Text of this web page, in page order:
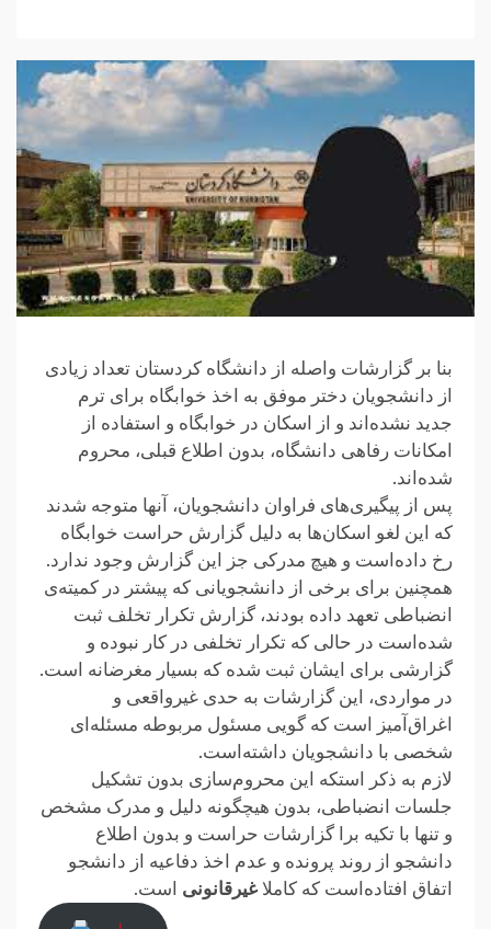
بنا بر گزارشات واصله از دانشگاه کردستان تعداد زیادی
از دانشجویان دختر موفق به اخذ خوابگاه برای ترم
جدید نشده‌اند و از اسکان در خوابگاه و استفاده از
امکانات رفاهی دانشگاه، بدون اطلاع قبلی، محروم
شده‌اند.
پس از پیگیری‌های فراوان دانشجویان، آنها متوجه شدند
که این لغو اسکان‌ها به دلیل گزارش حراست خوابگاه
رخ داده‌است و هیچ مدرکی جز این گزارش وجود ندارد.
همچنین برای برخی از دانشجویانی که پیشتر در کمیته‌ی
انضباطی تعهد داده بودند، گزارش تکرار تخلف ثبت
شده‌است در حالی که تکرار تخلفی در کار نبوده و
گزارشی برای ایشان ثبت شده که بسیار مغرضانه است.
در مواردی، این گزارشات به حدی غیرواقعی و
اغراق‌آمیز است که گویی مسئول مربوطه مسئله‌ای
شخصی با دانشجویان داشته‌است.
لازم به ذکر استکه این محروم‌سازی بدون تشکیل
جلسات انضباطی، بدون هیچگونه دلیل و مدرک مشخص
و تنها با تکیه برا گزارشات حراست و بدون اطلاع
دانشجو از روند پرونده و عدم اخذ دفاعیه از دانشجو
اتفاق افتاده‌است که کاملا غیرقانونی است.